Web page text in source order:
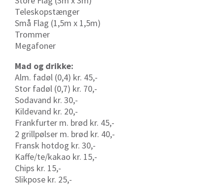
Teleskopstænger
Små Flag (1,5m x 1,5m)
Trommer
Megafoner
Mad og drikke:
Alm. fadøl (0,4) kr. 45,-
Stor fadøl (0,7) kr. 70,-
Sodavand kr. 30,-
Kildevand kr. 20,-
Frankfurter m. brød kr. 45,-
2 grillpølser m. brød kr. 40,-
Fransk hotdog kr. 30,-
Kaffe/te/kakao kr. 15,-
Chips kr. 15,-
Slikpose kr. 25,-